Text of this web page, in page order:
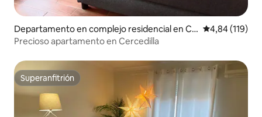
Departamento en complejo residencial en Ce
rcedilla
Calificación
4,84 (119)
Precioso apartamento en Cercedilla
Superanfitrión
Superanfitrión